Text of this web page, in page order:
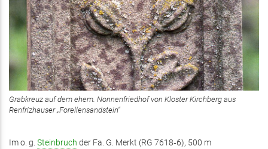
Grabkreuz auf dem ehem. Nonnenfriedhof von Kloster Kirchberg aus
Renfrizhauser „Forellensandstein“
Im o. g. Steinbruch der Fa. G. Merkt (RG 7618‑6), 500 m